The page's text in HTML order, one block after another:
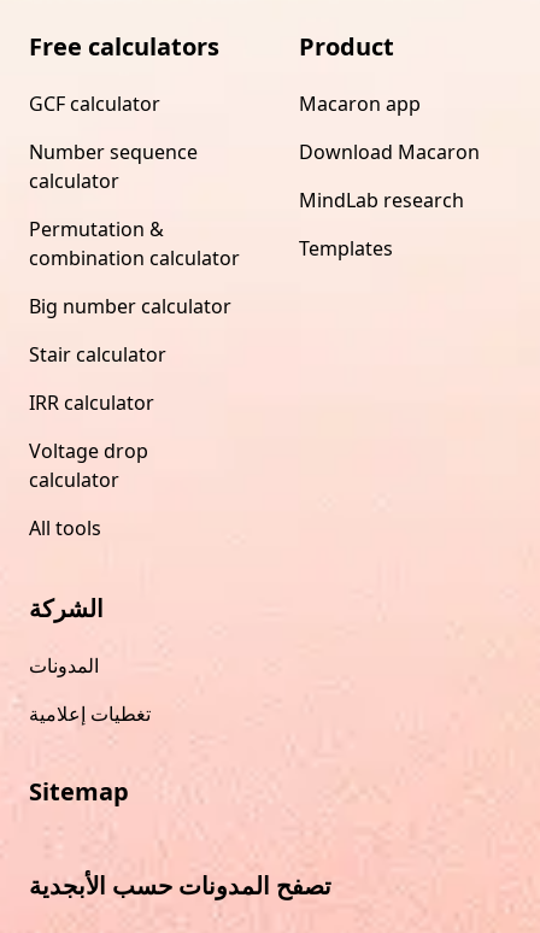
Free calculators
GCF calculator
Number sequence
calculator
Permutation &
combination calculator
Big number calculator
Stair calculator
IRR calculator
Voltage drop
calculator
All tools
Product
Macaron app
Download Macaron
MindLab research
Templates
الشركة
المدونات
تغطيات إعلامية
Sitemap
تصفح المدونات حسب الأبجدية